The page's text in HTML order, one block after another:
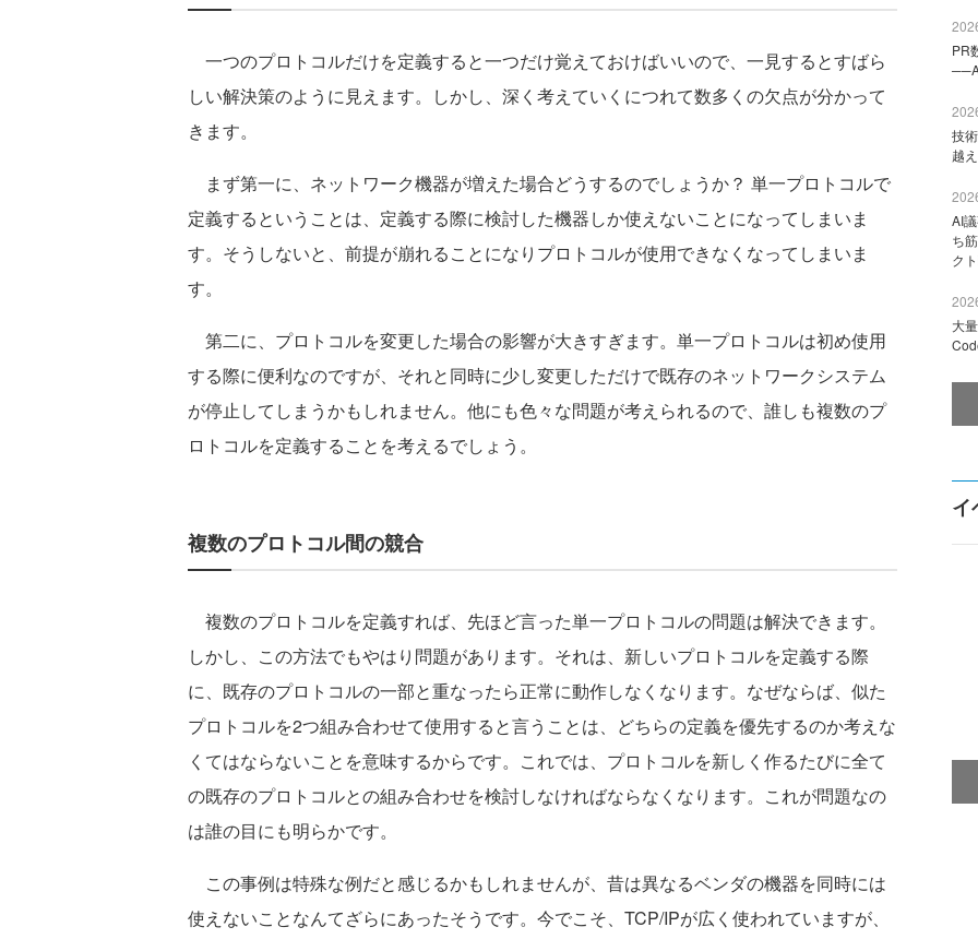
一つのプロトコルだけを定義すると一つだけ覚えておけばいいので、一見するとすばら
しい解決策のように見えます。しかし、深く考えていくにつれて数多くの欠点が分かって
きます。
まず第一に、ネットワーク機器が増えた場合どうするのでしょうか？ 単一プロトコルで
定義するということは、定義する際に検討した機器しか使えないことになってしまいま
す。そうしないと、前提が崩れることになりプロトコルが使用できなくなってしまいま
す。
第二に、プロトコルを変更した場合の影響が大きすぎます。単一プロトコルは初め使用
する際に便利なのですが、それと同時に少し変更しただけで既存のネットワークシステム
が停止してしまうかもしれません。他にも色々な問題が考えられるので、誰しも複数のプ
ロトコルを定義することを考えるでしょう。
複数のプロトコル間の競合
複数のプロトコルを定義すれば、先ほど言った単一プロトコルの問題は解決できます。
しかし、この方法でもやはり問題があります。それは、新しいプロトコルを定義する際
に、既存のプロトコルの一部と重なったら正常に動作しなくなります。なぜならば、似た
プロトコルを2つ組み合わせて使用すると言うことは、どちらの定義を優先するのか考えな
くてはならないことを意味するからです。これでは、プロトコルを新しく作るたびに全て
の既存のプロトコルとの組み合わせを検討しなければならなくなります。これが問題なの
は誰の目にも明らかです。
この事例は特殊な例だと感じるかもしれませんが、昔は異なるベンダの機器を同時には
使えないことなんてざらにあったそうです。今でこそ、TCP/IPが広く使われていますが、
PR
技
越
AI
ち
ク
大
イ